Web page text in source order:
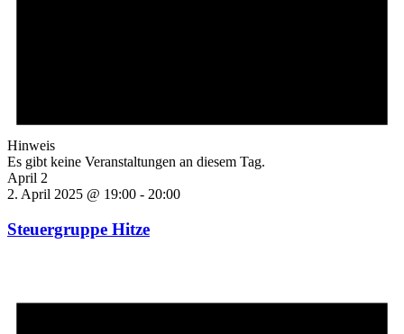
Hinweis
Es gibt keine Veranstaltungen an diesem Tag.
April 2
2. April 2025 @ 19:00 - 20:00
Steuergruppe Hitze